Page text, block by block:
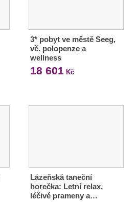
3* pobyt ve městě Seeg,
vč. polopenze a
wellness
18 601 Kč
Lázeňská taneční
horečka: Letní relax,
léčivé prameny a…